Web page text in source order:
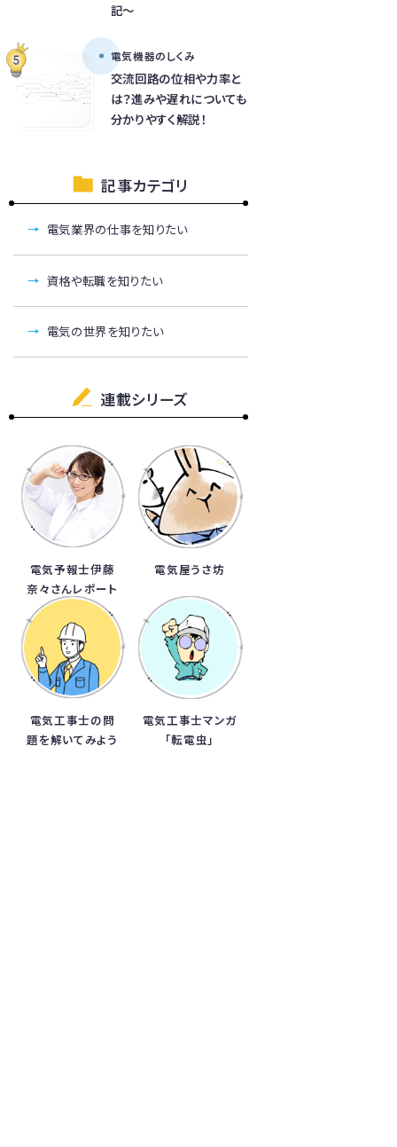
記～
電気機器のしくみ
交流回路の位相や力率と
は？進みや遅れについても
分かりやすく解説！
記事カテゴリ
電気業界の仕事を知りたい
資格や転職を知りたい
電気の世界を知りたい
連載シリーズ
電気予報士伊藤
奈々さんレポート
電気屋うさ坊
電気工事士の問
題を解いてみよう
電気工事士マンガ
「転電虫」